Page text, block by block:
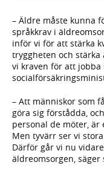
– Äldre måste kunna
språkkrav i
inför vi för att stärka
tryggheten och
vi kraven för att jobba
– Att människor som
göra sig förstådda,
personal de möter,
Men tyvärr ser vi
Därför går vi nu
äldreomsorgen, säger